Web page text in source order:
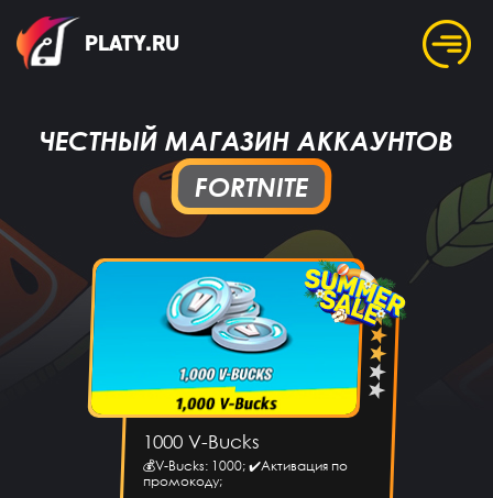
PLATY.RU
ЧЕСТНЫЙ МАГАЗИН АККАУНТОВ
FORTNITE
1000 V-Bucks
💰V-Bucks: 1000; ✔️Активация по
промокоду;